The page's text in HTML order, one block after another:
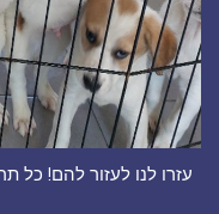
עזרו לנו לעזור להם! כל